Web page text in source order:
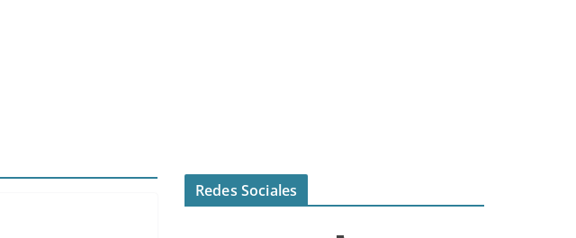
Redes Sociales